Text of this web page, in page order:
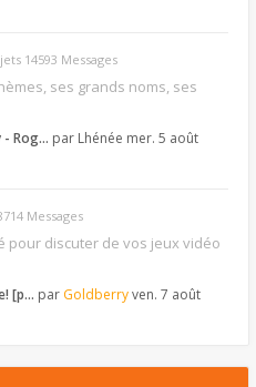
14593 Messages
ses grands noms, ses
- Rog… par Lhénée mer. 5 août
Messages
pour discuter de vos jeux vidéo
[p… par Goldberryven. 7 août